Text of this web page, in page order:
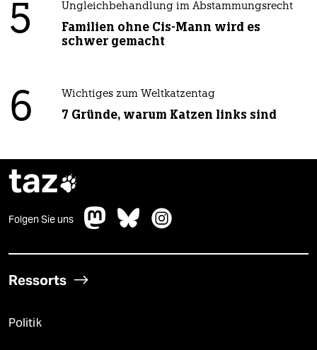
5 Ungleichbehandlung im Abstammungsrecht
Familien ohne Cis-Mann wird es
schwer gemacht
6 Wichtiges zum Weltkatzentag
7 Gründe, warum Katzen links sind
taz
Folgen Sie uns
Ressorts
Politik